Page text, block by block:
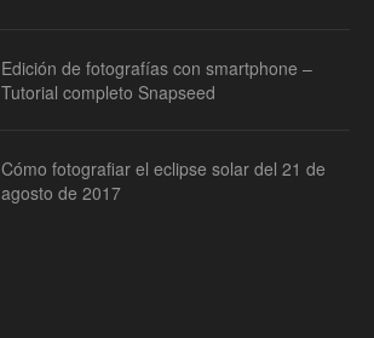
Edición de fotografías con smartphone –
Tutorial completo Snapseed
Cómo fotografiar el eclipse solar del 21 de
agosto de 2017